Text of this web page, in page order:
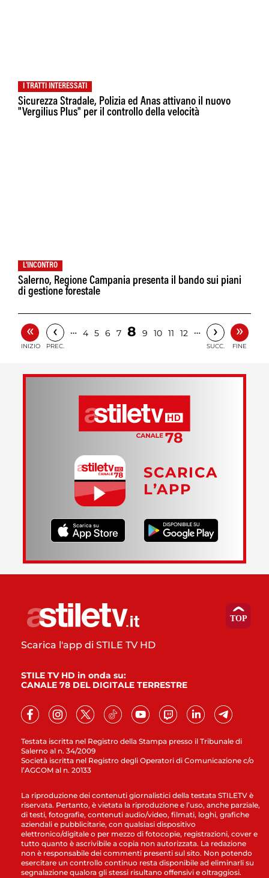
I TRATTI INTERESSATI
Sicurezza Stradale, Polizia ed Anas attivano il nuovo
"Vergilius Plus" per il controllo della velocità
L'INCONTRO
Salerno, Regione Campania presenta il bando sui piani
di gestione forestale
«
INIZIO
‹
PREC.
… 4 5 6 7 8 9 10 11 12 … ›
SUCC.
»
FINE
SCARICA
L’APP
Testata iscritta nel Registro della Stampa presso il Tribunale di
Salerno al n. 34/2009
Società iscritta nel Registro degli Operatori di Comunicazione c/o
l’AGCOM al n. 20133
Scarica l'app di STILE TV HD
STILE TV HD in onda su:
CANALE 78 DEL DIGITALE TERRESTRE
La riproduzione dei contenuti giornalistici della testata STILETV è
riservata. Pertanto, è vietata la riproduzione e l’uso, anche parziale,
di testi, fotografie, contenuti audio/video, filmati, loghi, grafiche
aziendali e pubblicitarie, con qualsiasi dispositivo
elettronico/digitale o per mezzo di fotocopie, registrazioni, cover e
tutto quanto è ascrivibile a copia non autorizzata. La redazione
non è responsabile dei commenti presenti sul sito. Non potendo
esercitare un controllo continuo resta disponibile ad eliminarli su
segnalazione qualora gli stessi risultano offensivi e oltraggiosi.